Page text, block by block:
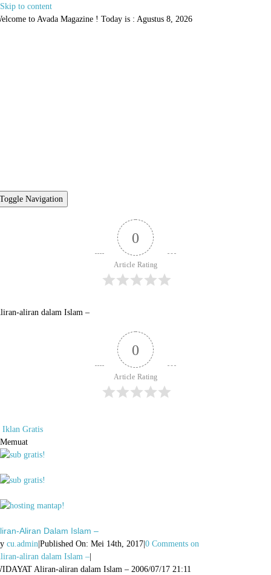
Skip to content
to Avada Magazine ! Today is : Agustus 8, 2026
Toggle Navigation
0
Article Rating
aliran dalam Islam –
0
Article Rating
Iklan Gratis
Memuat
Aliran Dalam Islam –
cu.admin |Published On: Mei 14th, 2017 |0 Comments on
aliran dalam Islam –
Aliran-aliran dalam Islam – 2006/07/17 21:11